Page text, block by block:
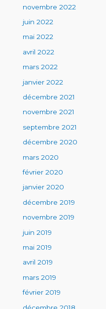
novembre 2022
juin 2022
mai 2022
avril 2022
mars 2022
janvier 2022
décembre 2021
novembre 2021
septembre 2021
décembre 2020
mars 2020
février 2020
janvier 2020
décembre 2019
novembre 2019
juin 2019
mai 2019
avril 2019
mars 2019
février 2019
décembre 2018